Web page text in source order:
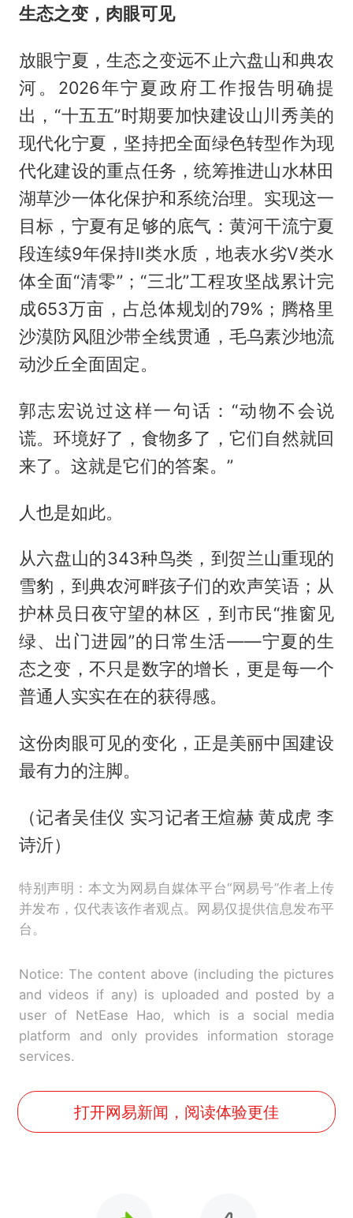
生态之变，肉眼可见
放眼宁夏，生态之变远不止六盘山和典农
河。2026年宁夏政府工作报告明确提
出，“十五五”时期要加快建设山川秀美的
现代化宁夏，坚持把全面绿色转型作为现
代化建设的重点任务，统筹推进山水林田
湖草沙一体化保护和系统治理。实现这一
目标，宁夏有足够的底气：黄河干流宁夏
段连续9年保持Ⅱ类水质，地表水劣Ⅴ类水
体全面“清零”；“三北”工程攻坚战累计完
成653万亩，占总体规划的79%；腾格里
沙漠防风阻沙带全线贯通，毛乌素沙地流
动沙丘全面固定。
郭志宏说过这样一句话：“动物不会说
谎。环境好了，食物多了，它们自然就回
来了。这就是它们的答案。”
人也是如此。
从六盘山的343种鸟类，到贺兰山重现的
雪豹，到典农河畔孩子们的欢声笑语；从
护林员日夜守望的林区，到市民“推窗见
绿、出门进园”的日常生活——宁夏的生
态之变，不只是数字的增长，更是每一个
普通人实实在在的获得感。
这份肉眼可见的变化，正是美丽中国建设
最有力的注脚。
（记者吴佳仪 实习记者王煊赫 黄成虎 李
诗沂）
特别声明：本文为网易自媒体平台“网易号”作者上传
并发布，仅代表该作者观点。网易仅提供信息发布平
台。
Notice: The content above (including the pictures
and videos if any) is uploaded and posted by a
user of NetEase Hao, which is a social media
platform and only provides information storage
services.
打开网易新闻，阅读体验更佳